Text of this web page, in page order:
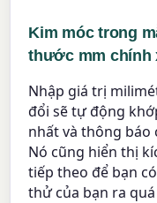
Kim móc trong
thước mm chính
Nhập giá trị
đổi sẽ tự động
nhất và thông báo
Nó cũng hiển thị
tiếp theo để bạn
thử của bạn ra